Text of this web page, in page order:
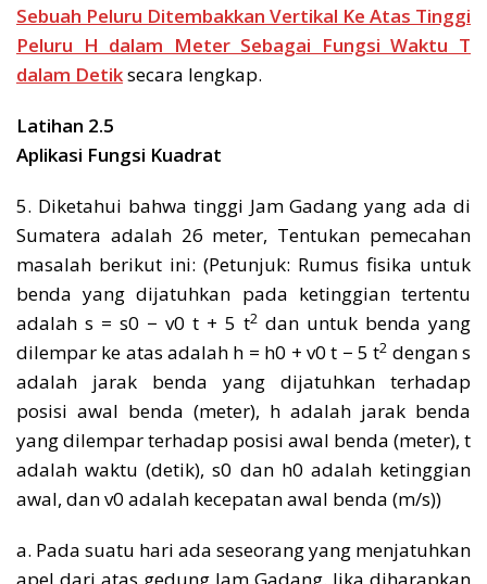
Sebuah Peluru Ditembakkan Vertikal Ke Atas Tinggi
Peluru H dalam Meter Sebagai Fungsi Waktu T
dalam Detiksecara lengkap.
Latihan 2.5
Aplikasi Fungsi Kuadrat
5. Diketahui bahwa tinggi Jam Gadang yang ada di
Sumatera adalah 26 meter, Tentukan pemecahan
masalah berikut ini: (Petunjuk: Rumus fisika untuk
benda yang dijatuhkan pada ketinggian tertentu
adalah s = s0 − v0 t + 5 t2 dan untuk benda yang
dilempar ke atas adalah h = h0 + v0 t − 5 t2 dengan s
adalah jarak benda yang dijatuhkan terhadap
posisi awal benda (meter), h adalah jarak benda
yang dilempar terhadap posisi awal benda (meter), t
adalah waktu (detik), s0 dan h0 adalah ketinggian
awal, dan v0 adalah kecepatan awal benda (m/s))
a. Pada suatu hari ada seseorang yang menjatuhkan